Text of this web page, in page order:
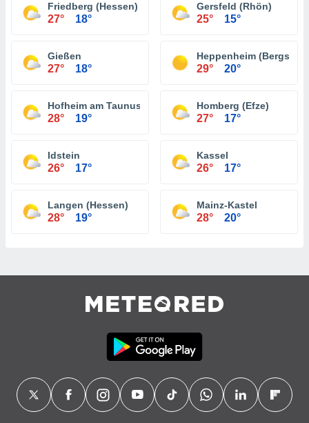
Friedberg (Hessen)
27° 18°
Gersfeld (Rhön)
25° 15°
Gießen
27° 18°
Heppenheim
29° 20°
Hofheim am Taunus
28° 19°
Homberg (Efze)
27° 17°
Idstein
26° 17°
Kassel
26° 17°
Langen (Hessen)
28° 19°
Mainz-Kastel
28° 20°